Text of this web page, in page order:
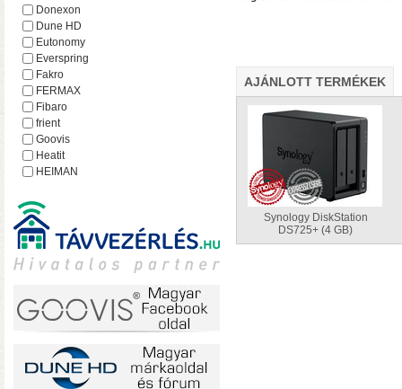
hálózatról
AJÁNLOTT TERMÉKEK
Synology DiskStation
DS725+ (4 GB)
Donexon
Dune HD
Eutonomy
Everspring
Fakro
FERMAX
Fibaro
frient
Goovis
Heatit
HEIMAN
iEAST
Imperial
Incipio
Lejátszó.hu
Lince
Mean Well
MOHAnet
Nabu Casa
NEO
NEON
Nice